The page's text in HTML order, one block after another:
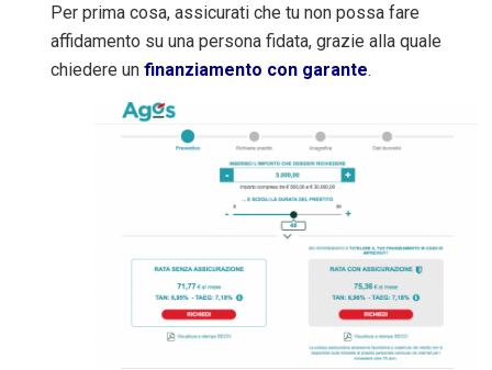
Per prima cosa, assicurati che tu non possa fare
affidamento su una persona fidata, grazie alla quale
chiedere un finanziamento con garante.